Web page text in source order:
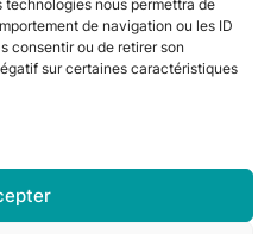
nous permettra de
de navigation ou les ID
consentir ou de retirer son
sur certaines caractéristiques